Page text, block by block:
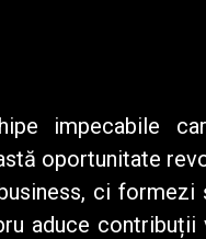
impecabile
oportunitate
ci formezi
aduce contribuții